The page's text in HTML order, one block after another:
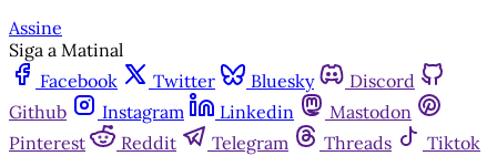
Assine
Siga a Matinal
Facebook
Twitter Bluesky
Discord
Github
Instagram Linkedin
Mastodon
Pinterest
Reddit Telegram Threads
Tiktok